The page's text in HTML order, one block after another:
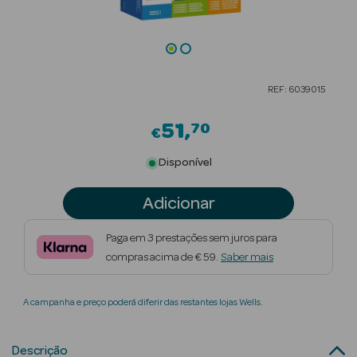
Beauty Season
Nutricosmética
Perfumes
Beauty Season
REF: 6039015
€51 70
Disponível
Adicionar
Paga em 3 prestações sem juros para
compras acima de € 59. Saber mais
A campanha e preço poderá diferir das restantes lojas Wells.
Descrição